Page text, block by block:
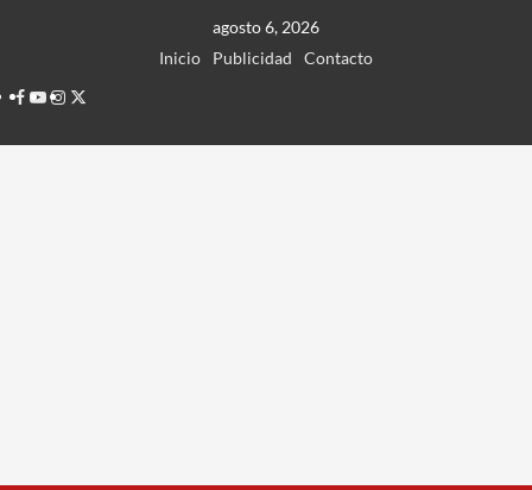
agosto 6, 2026
Inicio
Publicidad
Contacto
Facebook
Youtube
Instagram
Twitter